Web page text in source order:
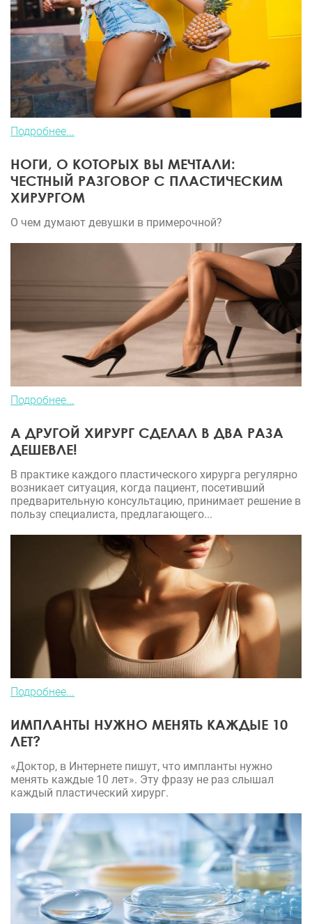
Подробнее...
НОГИ, О КОТОРЫХ ВЫ МЕЧТАЛИ:
ЧЕСТНЫЙ РАЗГОВОР С ПЛАСТИЧЕСКИМ
ХИРУРГОМ
О чем думают девушки в примерочной?
Подробнее...
А ДРУГОЙ ХИРУРГ СДЕЛАЛ В ДВА РАЗА
ДЕШЕВЛЕ!
В практике каждого пластического хирурга регулярно
возникает ситуация, когда пациент, посетивший
предварительную консультацию, принимает решение в
пользу специалиста, предлагающего...
Подробнее...
ИМПЛАНТЫ НУЖНО МЕНЯТЬ КАЖДЫЕ 10
ЛЕТ?
«Доктор, в Интернете пишут, что импланты нужно
менять каждые 10 лет». Эту фразу не раз слышал
каждый пластический хирург.